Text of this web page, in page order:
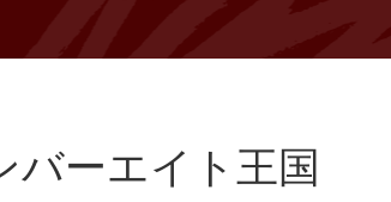
バーエイト王国